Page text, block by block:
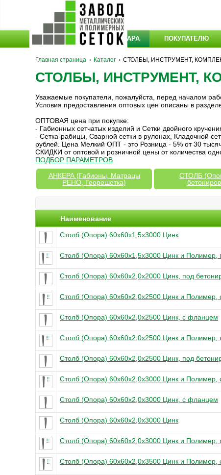
КАТАЛОГ ТОВАРА ПОКУПАТЕЛЮ
Главная страница Каталог СТОЛБЫ, ИНСТРУМЕНТ,
СТОЛБЫ, ИНСТРУМЕНТ,
Уважаемые покупатели, пожалуйста, перед началом
Условия предоставления оптовых цен описаны в
ОПТОВАЯ цена при покупке:
- Габионных сетчатых изделий и Сетки двойного
- Сетка-рабицы, Сварной сетки в рулонах, Кладочной
рублей. Цена Мелкий ОПТ - это Розница - 5% от 30
СКИДКИ от оптовой и розничной цены от количества
ПОДБОР ПАРАМЕТРОВ
АНКЕРА (Габионы, Матрацы
РЕНО, Георешетка)
СТОЛБ
Наименование
Столб (Опора) 60х60х1,5x3000 Цинк
Столб (Опора) 60х60х1,5x3000 Цинк и Полимер,
Столб (Опора) 60х60х2,0x2000 Цинк, под
Столб (Опора) 60х60х2,0x2500 Цинк и Полимер,
Столб (Опора) 60х60х2,0x2500 Цинк, с фланцем
Столб (Опора) 60х60х2,0x2500 Цинк и Полимер,
Столб (Опора) 60х60х2,0x2500 Цинк, под
Столб (Опора) 60х60х2,0x3000 Цинк и Полимер,
Столб (Опора) 60х60х2,0x3000 Цинк, с фланцем
Столб (Опора) 60х60х2,0x3000 Цинк
Столб (Опора) 60х60х2,0x3000 Цинк и Полимер,
Столб (Опора) 60х60х2,0x3500 Цинк и Полимер,